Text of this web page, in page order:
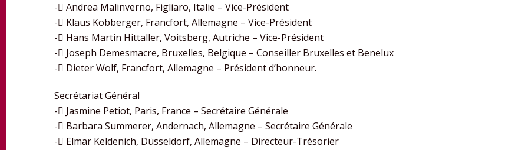
- Andrea Malinverno, Figliaro, Italie – Vice-Président
- Klaus Kobberger, Francfort, Allemagne – Vice-Président
- Hans Martin Hittaller, Voitsberg, Autriche – Vice-Président
- Joseph Demesmacre, Bruxelles, Belgique – Conseiller Bruxelles et Benelux
- Dieter Wolf, Francfort, Allemagne – Président d’honneur.
Secrétariat Général
- Jasmine Petiot, Paris, France – Secrétaire Générale
- Barbara Summerer, Andernach, Allemagne – Secrétaire Générale
- Elmar Keldenich, Düsseldorf, Allemagne – Directeur-Trésorier